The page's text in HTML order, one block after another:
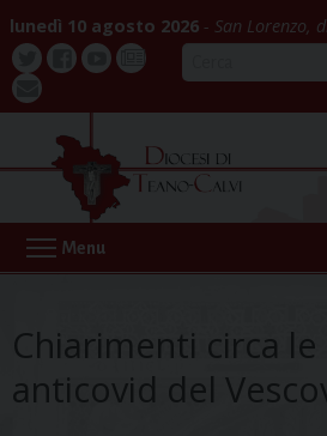
content
lunedì 10 agosto 2026 San Lorenzo,
Twitter
Buona
webmail
Menu
Chiarimenti circa
anticovid del